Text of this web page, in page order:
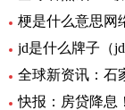
梗是什么意思网
jd是什么牌子（jd
全球新资讯：石
快报：房贷降息！